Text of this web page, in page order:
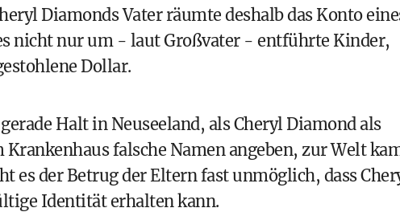
Diamonds Vater räumte deshalb das Konto
nicht nur um - laut Großvater - entführte Kinder,
Dollar.
Halt in Neuseeland, als Cheryl Diamond als
falsche Namen angeben, zur Welt
es der Betrug der Eltern fast unmöglich, dass
Identität erhalten kann.